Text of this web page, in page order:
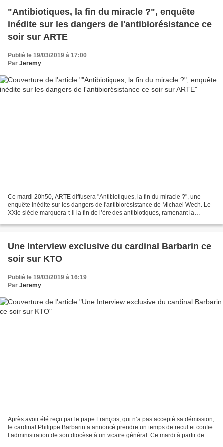
"Antibiotiques, la fin du miracle ?", enquête
inédite sur les dangers de l'antibiorésistance ce
soir sur ARTE
Publié le 19/03/2019 à 17:00
Par Jeremy
Ce mardi 20h50, ARTE diffusera "Antibiotiques, la fin du miracle ?", une
enquête inédite sur les dangers de l'antibiorésistance de Michael Wech. Le
XXIe siècle marquera-t-il la fin de l’ère des antibiotiques, ramenant la
Une Interview exclusive du cardinal Barbarin ce
soir sur KTO
Publié le 19/03/2019 à 16:19
Par Jeremy
Après avoir été reçu par le pape François, qui n’a pas accepté sa démission,
le cardinal Philippe Barbarin a annoncé prendre un temps de recul et confie
l’administration de son diocèse à un vicaire général. Ce mardi à partir de